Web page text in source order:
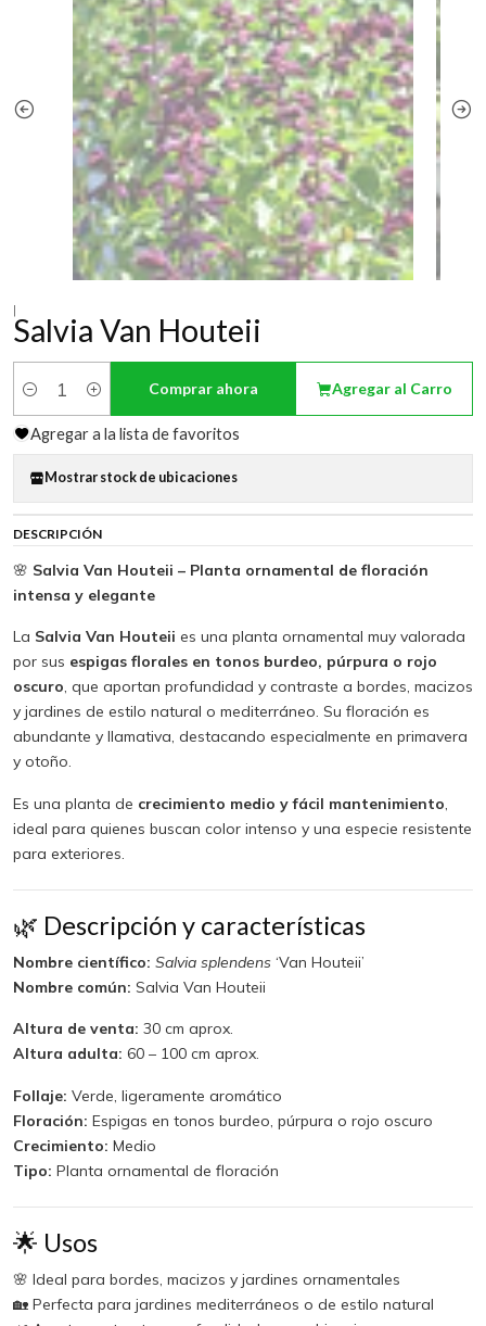
|
Salvia Van Houteii
Cantidad
Agregar al Carro
Comprar ahora
Agregar a la lista de favoritos
Mostrar stock de ubicaciones
DESCRIPCIÓN
🌸 Salvia Van Houteii – Planta ornamental de floración
intensa y elegante
La Salvia Van Houteii es una planta ornamental muy valorada
por sus espigas florales en tonos burdeo, púrpura o rojo
oscuro, que aportan profundidad y contraste a bordes, macizos
y jardines de estilo natural o mediterráneo. Su floración es
abundante y llamativa, destacando especialmente en primavera
y otoño.
Es una planta de crecimiento medio y fácil mantenimiento,
ideal para quienes buscan color intenso y una especie resistente
para exteriores.
🌿 Descripción y características
Nombre científico: Salvia splendens‘Van Houteii’
Nombre común: Salvia Van Houteii
Altura de venta: 30 cm aprox.
Altura adulta: 60 – 100 cm aprox.
Follaje: Verde, ligeramente aromático
Floración: Espigas en tonos burdeo, púrpura o rojo oscuro
Crecimiento: Medio
Tipo: Planta ornamental de floración
🌟 Usos
🌸 Ideal para bordes, macizos y jardines ornamentales
🏡 Perfecta para jardines mediterráneos o de estilo natural